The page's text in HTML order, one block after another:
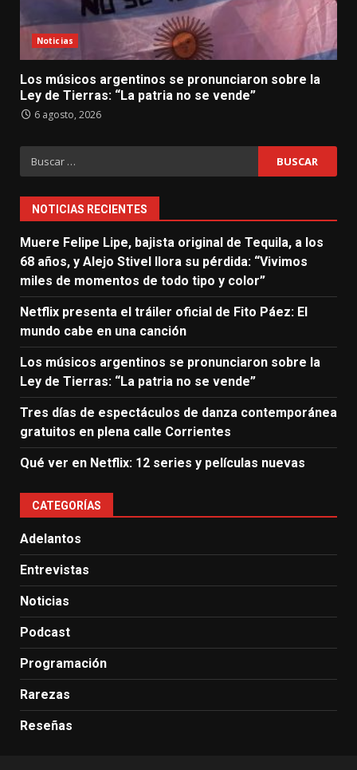
Noticias
Los músicos argentinos se pronunciaron sobre la
Ley de Tierras: “La patria no se vende”
6 agosto, 2026
Buscar:
NOTICIAS RECIENTES
Muere Felipe Lipe, bajista original de Tequila, a los
68 años, y Alejo Stivel llora su pérdida: “Vivimos
miles de momentos de todo tipo y color”
Netflix presenta el tráiler oficial de Fito Páez: El
mundo cabe en una canción
Los músicos argentinos se pronunciaron sobre la
Ley de Tierras: “La patria no se vende”
Tres días de espectáculos de danza contemporánea
gratuitos en plena calle Corrientes
Qué ver en Netflix: 12 series y películas nuevas
CATEGORÍAS
Adelantos
Entrevistas
Noticias
Podcast
Programación
Rarezas
Reseñas